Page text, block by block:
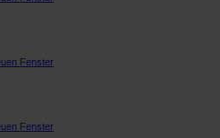
Fenster
Fenster